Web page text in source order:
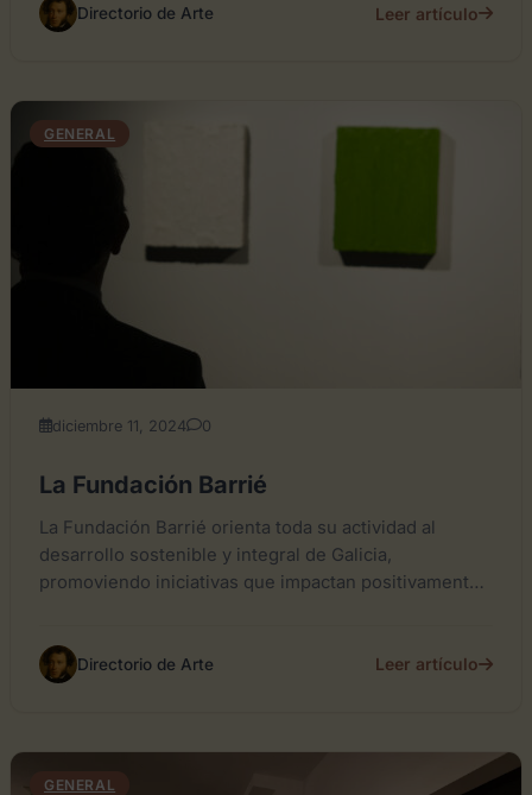
Directorio de Arte Leer artículo
GENERAL
diciembre 11, 2024 0
La Fundación Barrié
La Fundación Barrié orienta toda su actividad al
desarrollo sostenible y integral de Galicia,
promoviendo iniciativas que impactan positivamente
Directorio de Arte Leer artículo
GENERAL